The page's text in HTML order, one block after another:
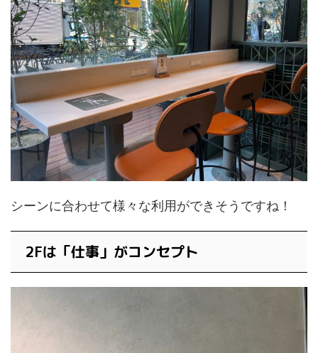
シーンに合わせて様々な利用ができそうですね！
2Fは「仕事」がコンセプト